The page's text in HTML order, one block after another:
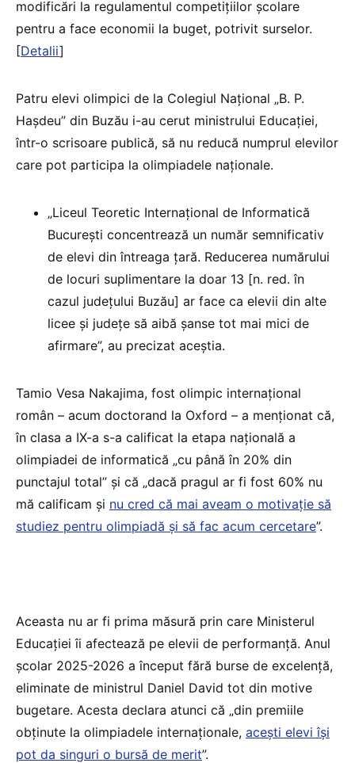
modificări la regulamentul competițiilor școlare
pentru a face economii la buget, potrivit surselor.
[Detalii]
Patru elevi olimpici de la Colegiul Național „B. P.
Hașdeu” din Buzău i-au cerut ministrului Educației,
într-o scrisoare publică, să nu reducă numprul elevilor
care pot participa la olimpiadele naționale.
„Liceul Teoretic Internațional de Informatică
București concentrează un număr semnificativ
de elevi din întreaga țară. Reducerea numărului
de locuri suplimentare la doar 13 [n. red. în
cazul județului Buzău] ar face ca elevii din alte
licee și județe să aibă șanse tot mai mici de
afirmare”, au precizat aceștia.
Tamio Vesa Nakajima, fost olimpic internațional
român – acum doctorand la Oxford – a menționat că,
în clasa a IX-a s-a calificat la etapa națională a
olimpiadei de informatică „cu până în 20% din
punctajul total” și că „dacă pragul ar fi fost 60% nu
mă calificam și nu cred că mai aveam o motivație să
studiez pentru olimpiadă și să fac acum cercetare”.
Aceasta nu ar fi prima măsură prin care Ministerul
Educației îi afectează pe elevii de performanță. Anul
școlar 2025-2026 a început fără burse de excelență,
eliminate de ministrul Daniel David tot din motive
bugetare. Acesta declara atunci că „din premiile
obținute la olimpiadele internaționale, acești elevi își
pot da singuri o bursă de merit”.